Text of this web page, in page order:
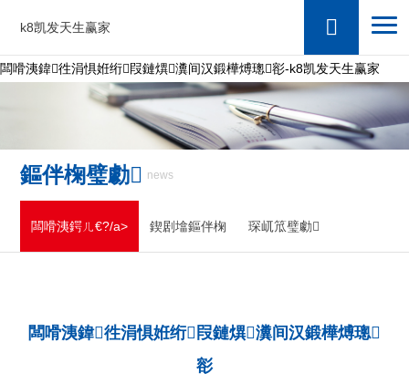
闆嗗洟鍏徃涓惧姙绗叚鏈熼瀵间汉鍛樺煿璁彮-k8凯发天生赢家
k8凯发天生赢家
鏂伴椈璧勮 news
闆嗗洟鍔ㄦ€?/a> 鍥剧墖鏂伴椈 琛屼笟璧勮
闆嗗洟鍏徃涓惧姙绗叚鏈熼瀵间汉鍛樺煿璁
彮